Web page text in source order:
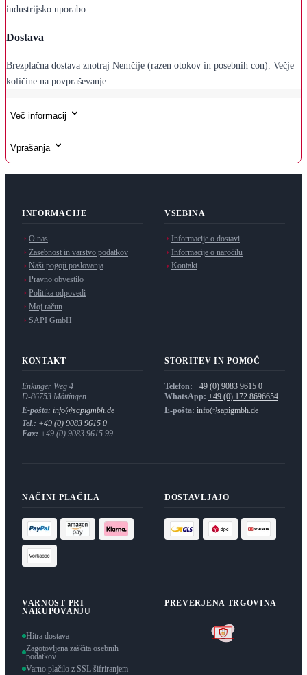
industrijsko uporabo.
Dostava
Brezplačna dostava znotraj Nemčije (razen otokov in posebnih con). Večje
količine na povpraševanje.
Več informacij
Vprašanja
INFORMACIJE
O nas
Zasebnost in varstvo podatkov
Naši pogoji poslovanja
Pravno obvestilo
Politika odpovedi
Moj račun
SAPI GmbH
VSEBINA
Informacije o dostavi
Informacije o naročilu
Kontakt
KONTAKT
Enkinger Weg 4
D-86753 Möttingen
E-pošta: info@sapigmbh.de
Tel.: +49 (0) 9083 9615 0
Fax: +49 (0) 9083 9615 99
STORITEV IN POMOČ
Telefon: +49 (0) 9083 9615 0
WhatsApp: +49 (0) 172 8696654
E-pošta: info@sapigmbh.de
NAČINI PLAČILA DOSTAVLJAJO
VARNOST PRI
NAKUPOVANJU
Hitra dostava
Zagotovljena zaščita osebnih
podatkov
Varno plačilo z SSL šifriranjem
PREVERJENA TRGOVINA